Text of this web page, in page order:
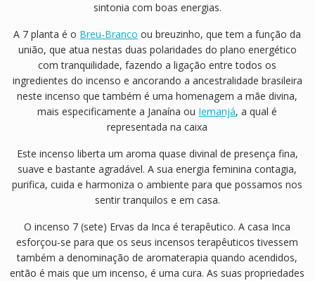
sintonia com boas energias.
A 7 planta é o Breu-Branco ou breuzinho, que tem a função da
união, que atua nestas duas polaridades do plano energético
com tranquilidade, fazendo a ligação entre todos os
ingredientes do incenso e ancorando a ancestralidade brasileira
neste incenso que também é uma homenagem a mãe divina,
mais especificamente a Janaína ou Iemanjá, a qual é
representada na caixa
Este incenso liberta um aroma quase divinal de presença fina,
suave e bastante agradável. A sua energia feminina contagia,
purifica, cuida e harmoniza o ambiente para que possamos nos
sentir tranquilos e em casa.
O incenso 7 (sete) Ervas da Inca é terapêutico. A casa Inca
esforçou-se para que os seus incensos terapêuticos tivessem
também a denominação de aromaterapia quando acendidos,
então é mais que um incenso, é uma cura. As suas propriedades